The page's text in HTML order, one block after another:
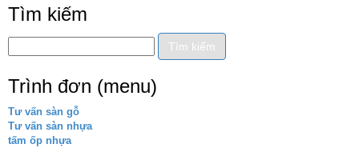
Tìm kiếm
Trình đơn (menu)
Tư vấn sàn gỗ
Tư vấn sàn nhựa
tấm ốp nhựa